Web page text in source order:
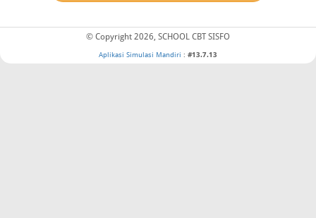
© Copyright 2026, SCHOOL CBT SISFO
Aplikasi Simulasi Mandiri : #13.7.13